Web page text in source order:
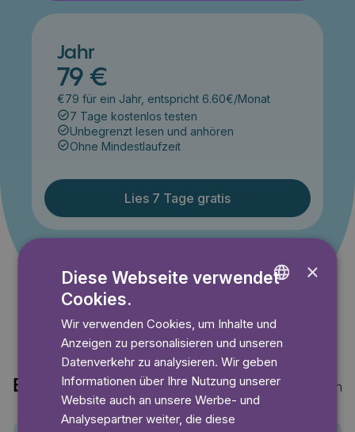
Jahr
79 €
€79 für ein Jahr, entspricht 6.60€/Monat
7 Tage kostenlos testen
Unbegrenzt lesen und anhören
Ohne Mindestlaufzeit
Lies 7 Tage gratis
Angebot gültig bis einschließlich 14.09.2026. Nur für
Neukunden.
Entdecke auch Mehr anzeigen
GERMAN
×
Diese Webseite verwendet
Cookies.
Wir verwenden Cookies, um Inhalte und
Anzeigen zu personalisieren und unseren
Datenverkehr zu analysieren. Wir geben
Informationen über Ihre Nutzung unserer
Website auch an unsere Werbe- und
Analysepartner weiter, die diese